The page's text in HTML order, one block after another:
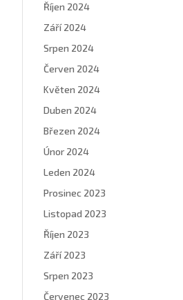
Říjen 2024
Září 2024
Srpen 2024
Červen 2024
Květen 2024
Duben 2024
Březen 2024
Únor 2024
Leden 2024
Prosinec 2023
Listopad 2023
Říjen 2023
Září 2023
Srpen 2023
Červenec 2023